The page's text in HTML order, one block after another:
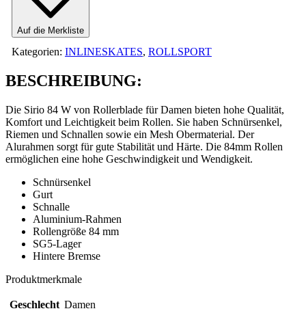
Auf die Merkliste
Kategorien: INLINESKATES, ROLLSPORT
BESCHREIBUNG:
Die Sirio 84 W von Rollerblade für Damen bieten hohe Qualität,
Komfort und Leichtigkeit beim Rollen. Sie haben Schnürsenkel,
Riemen und Schnallen sowie ein Mesh Obermaterial. Der
Alurahmen sorgt für gute Stabilität und Härte. Die 84mm Rollen
ermöglichen eine hohe Geschwindigkeit und Wendigkeit.
Schnürsenkel
Gurt
Schnalle
Aluminium-Rahmen
Rollengröße 84 mm
SG5-Lager
Hintere Bremse
Produktmerkmale
Geschlecht Damen